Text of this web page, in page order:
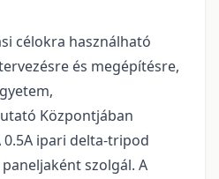
célokra használható
és megépítésre,
Központjában
0.5A ipari delta-tripod
szolgál. A